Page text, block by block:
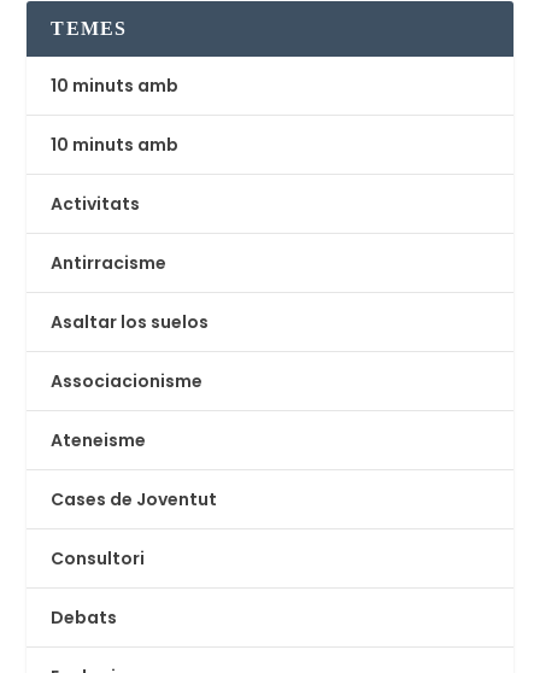
TEMES
10 minuts amb
10 minuts amb
Activitats
Antirracisme
Asaltar los suelos
Associacionisme
Ateneisme
Cases de Joventut
Consultori
Debats